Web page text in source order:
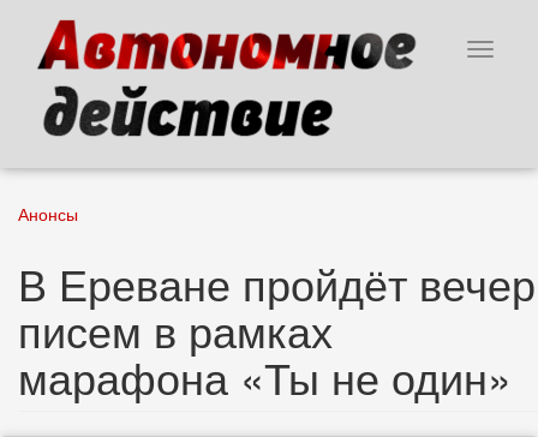
основному
содержанию
Toggle
Анонсы
В Ереване пройдёт вечер
писем в рамках
марафона «Ты не один»